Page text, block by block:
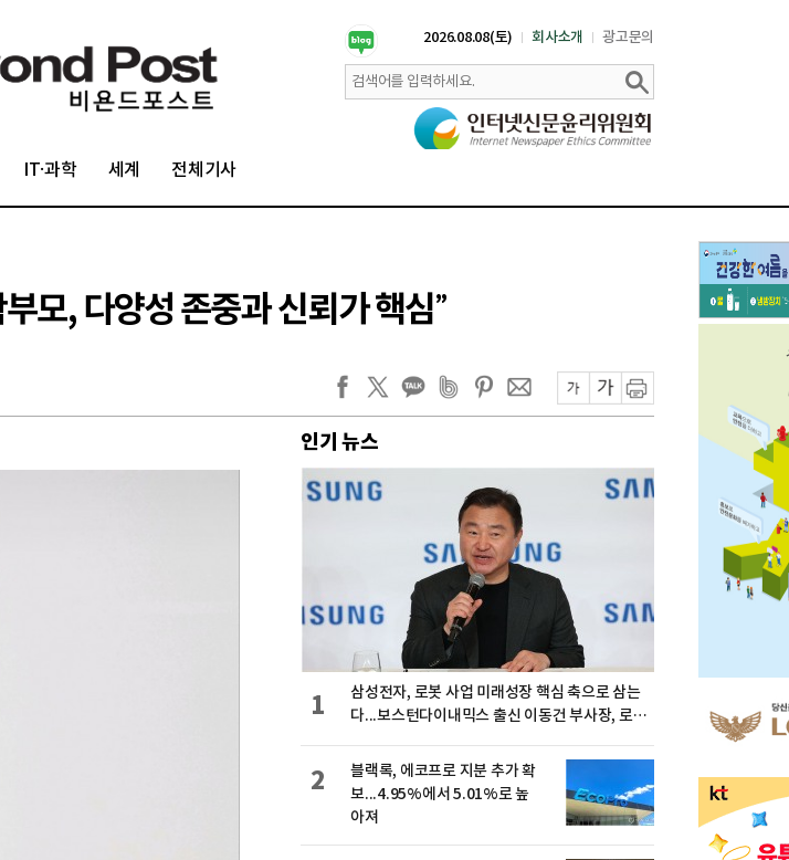
2026.08.08(토) 회사소개 광고문의
IT·과학 세계 전체기사
모, 다양성 존중과 신뢰가 핵심”
인기 뉴스
삼성전자, 로봇 사업 미래성장 핵심 축으로 삼는
다...보스턴다이내믹스 출신 이동건 부사장, 로보
1
블랙록, 에코프로 지분 추가 확
보...4.95%에서 5.01%로 높
아져
2